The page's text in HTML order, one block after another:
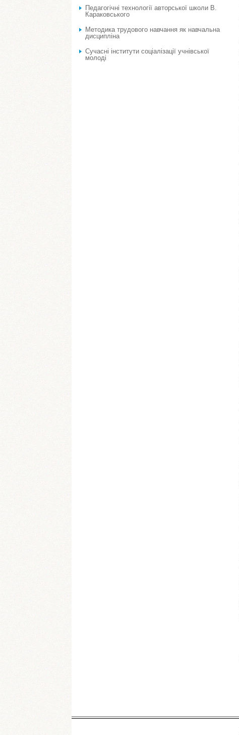
Педагогічні технології авторської школи В.
Караковського
Методика трудового навчання як навчальна
дисципліна
Сучасні інститути соціалізації учнівської
молоді